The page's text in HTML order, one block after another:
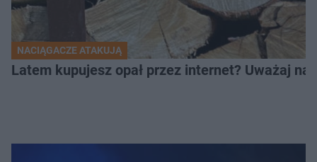
NACIĄGACZE ATAKUJĄ
Latem kupujesz opał przez internet? Uważaj na